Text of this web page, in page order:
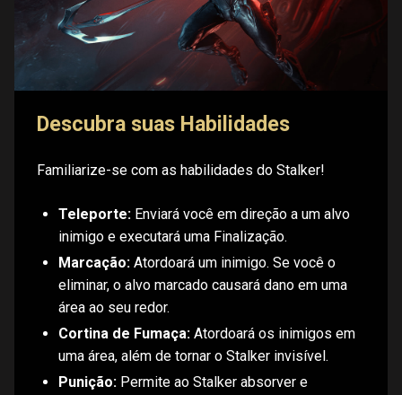
Descubra suas Habilidades
Familiarize-se com as habilidades do Stalker!
Teleporte: Enviará você em direção a um alvo
inimigo e executará uma Finalização.
Marcação:Atordoará um inimigo. Se você o
eliminar, o alvo marcado causará dano em uma
área ao seu redor.
Cortina de Fumaça:Atordoará os inimigos em
uma área, além de tornar o Stalker invisível.
Punição: Permite ao Stalker absorver e